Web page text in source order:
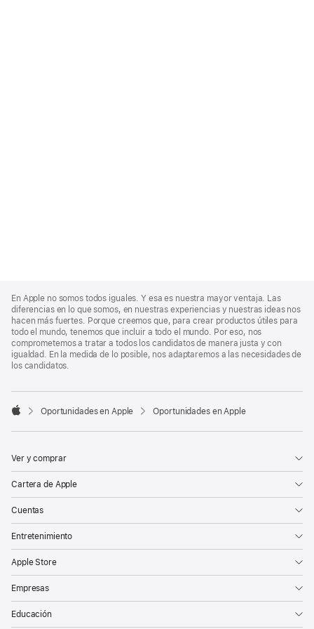
Footer
En Apple no somos todos iguales. Y esa es nuestra mayor ventaja. Las
diferencias en lo que somos, en nuestras experiencias y nuestras ideas nos
hacen más fuertes. Porque creemos que, para crear productos útiles para
todo el mundo, tenemos que incluir a todo el mundo. Por eso, nos
comprometemos a tratar a todos los candidatos de manera justa y con
igualdad. En la medida de lo posible, nos adaptaremos a las necesidades de
los candidatos.

Oportunidades en Apple Oportunidades en Apple
Ver y comprar
Cartera de Apple
Cuentas
Entretenimiento
Apple Store
Empresas
Educación